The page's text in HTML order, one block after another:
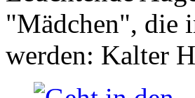
"Mädchen", die
werden: Kalter